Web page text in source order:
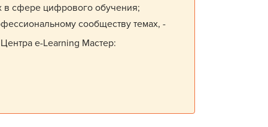
в сфере цифрового обучения;
сообществу темах, -
e-Learning Мастер: